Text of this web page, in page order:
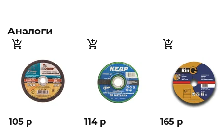
Аналоги
105 p 114 p 165 p